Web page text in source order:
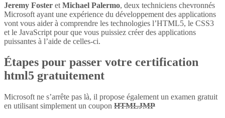
Jeremy Foster et Michael Palermo, deux techniciens chevronnés
Microsoft ayant une expérience du développement des applications
vont vous aider à comprendre les technologies l’HTML5, le CSS3
et le JavaScript pour que vous puissiez créer des applications
puissantes à l’aide de celles-ci.
Étapes pour passer votre certification
html5 gratuitement
Microsoft ne s’arrête pas là, il propose également un examen gratuit
en utilisant simplement un coupon HTMLJMP